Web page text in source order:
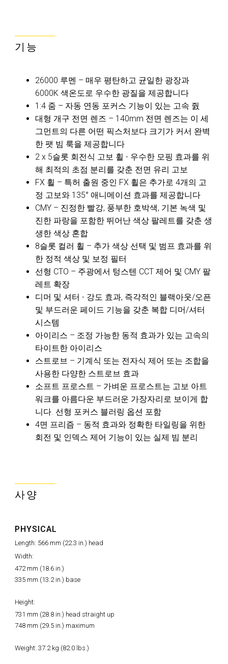
기능
26000 루멘 – 매우 평탄하고 균일한 광장과
6000K 색온도로 우수한 광질을 제공합니다
1:4 줌 – 자동 연동 포커스 기능이 있는 고속 줤
대형 개구 전면 렌즈 – 140mm 전면 렌즈는 이 세
그먼트의 다른 어떤 픽스처보다 크기가 커서 완벽
한 팻 빔 룩을 제공합니다
2 x 5슬롯 회전식 고보 휠 - 우수한 모핑 효과를 위
해 최적의 초점 분리를 갖춘 전면 유리 고보
FX 휠 – 특허 출원 중인 FX 휠은 추가로 4개의 고
정 고보와 135° 애니메이션 효과를 제공합니다
CMY – 진정한 빨강, 풍부한 호박색, 기본 녹색 및
진한 파랑을 포함한 뛰어난 색상 팔레트를 갖춘 생
생한 색상 혼합
8슬롯 컬러 휠 – 추가 색상 선택 및 범프 효과를 위
한 정적 색상 및 보정 필터
선형 CTO – 주광에서 텅스텐 CCT 제어 및 CMY 팔
레트 확장
디머 및 셔터 - 강도 효과, 즉각적인 블랙아웃/오픈
및 부드러운 페이드 기능을 갖춘 복합 디머/셔터
시스템
아이리스 – 조정 가능한 동적 효과가 있는 고속의
타이트한 아이리스
스트로브 – 기계식 또는 전자식 제어 또는 조합을
사용한 다양한 스트로브 효과
소프트 프로스트 – 가벼운 프로스트는 고보 아트
워크를 아름다운 부드러운 가장자리로 보이게 합
니다. 선형 포커스 블러링 옵션 포함
4면 프리즘 – 동적 효과와 정확한 타일링을 위한
회전 및 인덱스 제어 기능이 있는 실제 빔 분리
사양
PHYSICAL
Length: 566 mm (22.3 in.) head
Width:
472 mm (18.6 in.)
335 mm (13.2 in.) base
Height:
731 mm (28.8 in.) head straight up
748 mm (29.5 in.) maximum
Weight: 37.2 kg (82.0 lbs.)